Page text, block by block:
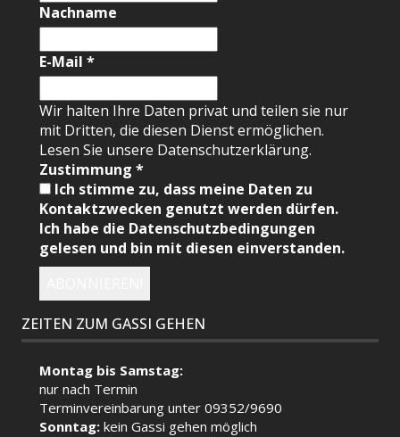
Nachname
E-Mail*
Wir halten Ihre Daten privat und teilen sie nur
mit Dritten, die diesen Dienst ermöglichen.
Lesen Sie unsere Datenschutzerklärung.
Zustimmung*
Ich stimme zu, dass meine Daten zu
Kontaktzwecken genutzt werden dürfen.
Ich habe die Datenschutzbedingungen
gelesen und bin mit diesen einverstanden.
ZEITEN ZUM GASSI GEHEN
Montag bis Samstag:
nur nach Termin
Terminvereinbarung unter 09352/9690
Sonntag:kein Gassi gehen möglich